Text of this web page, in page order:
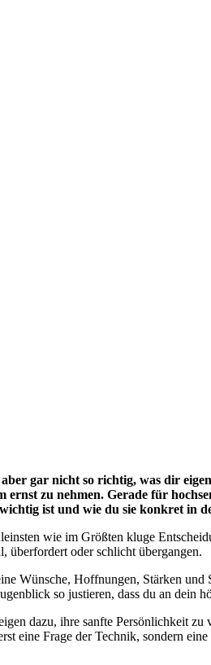
gar nicht so richtig, was dir
zu nehmen. Gerade für
ist und wie du sie konkret in
wie im Größten kluge
überfordert oder schlicht übergangen.
Wünsche, Hoffnungen, Stärken
so justieren, dass du an dein
dazu, ihre sanfte Persönlichkeit
eine Frage der Technik, sondern